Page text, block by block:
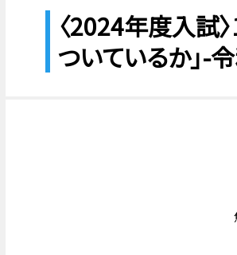
〈2024年度入試
ついているか」-